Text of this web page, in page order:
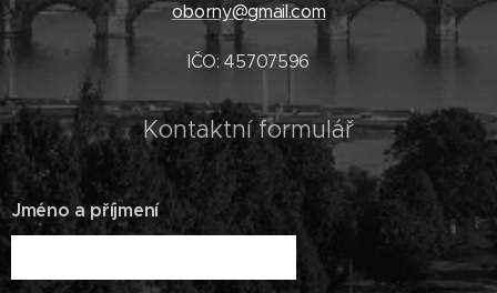
oborny@gmail.com
IČO: 45707596
Kontaktní formulář
Jméno a příjmení